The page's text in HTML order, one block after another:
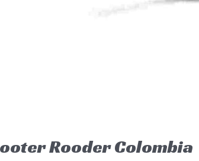
Rooder Colombia